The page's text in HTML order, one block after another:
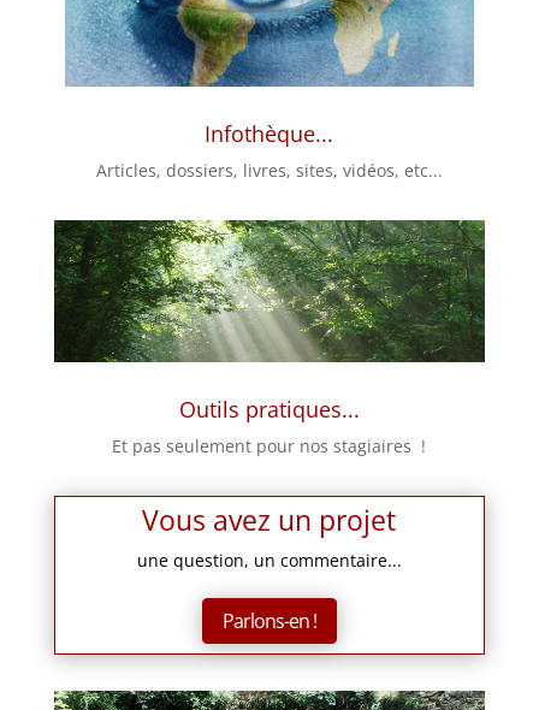
Infothèque...
Articles, dossiers, livres, sites, vidéos, etc...
Outils pratiques...
Et pas seulement pour nos stagiaires !
Vous avez un projet
une question, un commentaire...
Parlons-en !